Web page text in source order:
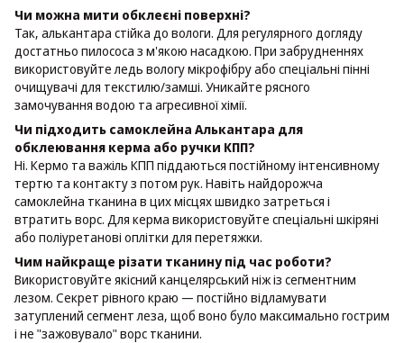
Чи можна мити обклеєні поверхні?
Так, алькантара стійка до вологи. Для регулярного догляду
достатньо пилососа з м'якою насадкою. При забрудненнях
використовуйте ледь вологу мікрофібру або спеціальні пінні
очищувачі для текстилю/замші. Уникайте рясного
замочування водою та агресивної хімії.
Чи підходить самоклейна Алькантара для
обклеювання керма або ручки КПП?
Ні. Кермо та важіль КПП піддаються постійному інтенсивному
тертю та контакту з потом рук. Навіть найдорожча
самоклейна тканина в цих місцях швидко затреться і
втратить ворс. Для керма використовуйте спеціальні шкіряні
або поліуретанові оплітки для перетяжки.
Чим найкраще різати тканину під час роботи?
Використовуйте якісний канцелярський ніж із сегментним
лезом. Секрет рівного краю — постійно відламувати
затуплений сегмент леза, щоб воно було максимально гострим
і не "зажовувало" ворс тканини.